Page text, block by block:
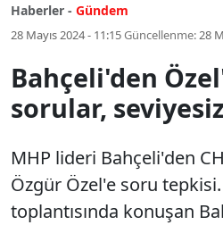
Haberler - Gündem
28 Mayıs 2024 - 11:15Güncellenme:28
Bahçeli'den
sorular,
MHP lideri Bahçeli'den
Özgür Özel'e soru
toplantısında konuşan